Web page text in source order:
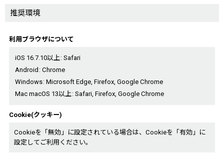
推奨環境
利用ブラウザについて
iOS 16.7.10以上: Safari
Android : Chrome
Windows: Microsoft Edge, Firefox, Google Chrome
Mac macOS 13以上: Safari, Firefox, Google Chrome
Cookie(クッキー)
Cookieを「無効」に設定されている場合は、Cookieを「有効」に
設定してご利用ください。